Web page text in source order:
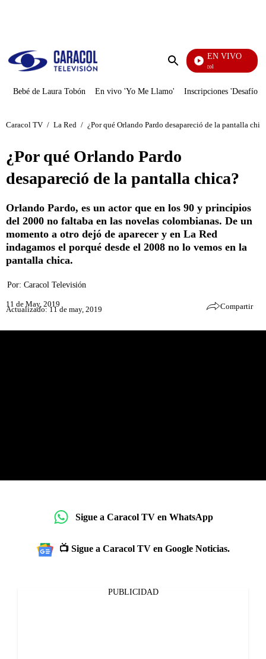
Enviar
EN VIVO
Noticias Caracol
Bebé de Laura Tobón En vivo 'Yo Me Llamo' Inscripciones 'Desafío'
Caracol TV / La Red / ¿Por qué Orlando Pardo desapareció de la pantalla
¿Por qué Orlando Pardo
desapareció de la pantalla chica?
Orlando Pardo, es un actor que en los 90 y principios
del 2000 no faltaba en las novelas colombianas. De un
momento a otro dejó de aparecer y en La Red
indagamos el porqué desde el 2008 no lo vemos en la
pantalla chica.
Por: Caracol Televisión
11 de May, 2019
Actualizado: 11 de may, 2019 Compartir
Sigue a Caracol TV en WhatsApp
📺 Sigue a Caracol TV en Google Noticias.
PUBLICIDAD